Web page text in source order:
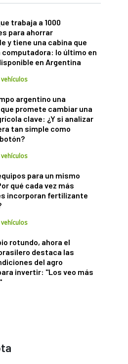
trabaja a 1000
para ahorrar
y tiene una cabina que
computadora: lo último en
en Argentina
argentino una
promete cambiar una
clave: ¿Y si analizar
tan simple como
para un mismo
qué cada vez más
incorporan fertilizante
rotundo, ahora el
destaca las
del agro
invertir: "Los veo más